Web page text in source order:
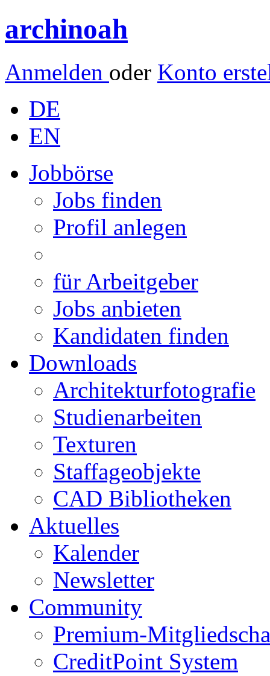
archinoah
Anmelden oder Konto
DE
EN
Jobbörse
Jobs finden
Profil anlegen
für Arbeitgeber
Jobs anbieten
Kandidaten finden
Downloads
Architekturfotografie
Studienarbeiten
Texturen
Staffageobjekte
CAD Bibliotheken
Aktuelles
Kalender
Newsletter
Community
Premium-
CreditPoint System